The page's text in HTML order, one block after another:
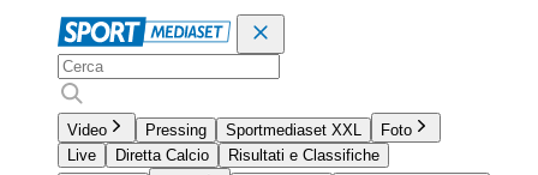
Video Pressing Sportmediaset XXL
Foto
Live
Diretta Calcio
Risultati e Classifiche